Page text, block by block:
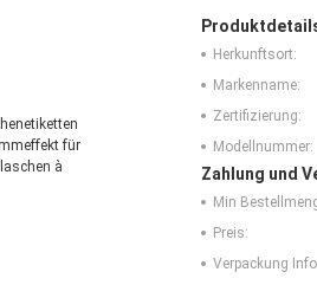
Herkunftsort:
Markenname:
Zertifizierung:
Modellnummer:
Zahlung und
Min
Preis:
Verpackung